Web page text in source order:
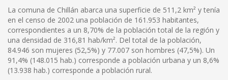
La comuna de Chillán abarca una superficie de 511,2 km² y tenía
en el censo de 2002 una población de 161.953 habitantes,
correspondientes a un 8,70% de la población total de la región y
una densidad de 316,81 hab/km². Del total de la población,
84.946 son mujeres (52,5%) y 77.007 son hombres (47,5%). Un
91,4% (148.015 hab.) corresponde a población urbana y un 8,6%
(13.938 hab.) corresponde a población rural.